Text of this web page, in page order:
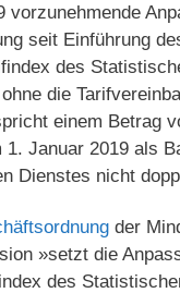
seit Einführung
des
die
einem Betrag
Januar 2019 als
Dienstes nicht
der
»setzt die
des